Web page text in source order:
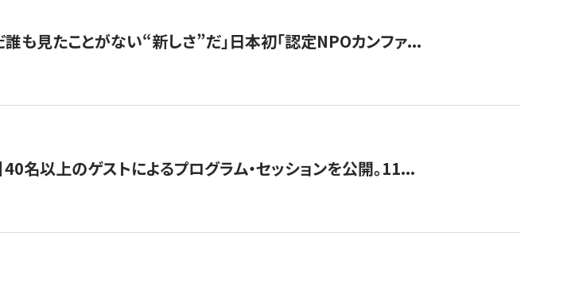
も見たことがない“新しさ”だ」日本初「認定NPOカンファ...
名以上のゲストによるプログラム・セッションを公開。11...